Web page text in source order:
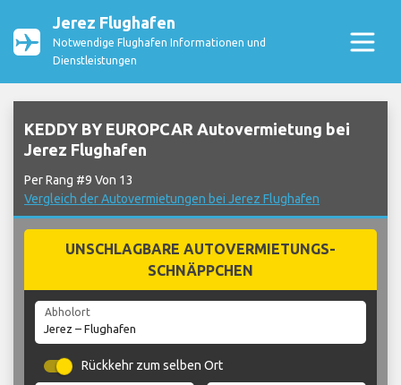
Jerez Flughafen
Notwendige Flughafen Informationen und
Dienstleistungen
KEDDY BY EUROPCAR Autovermietung bei
Jerez Flughafen
Per Rang #9 Von 13
Vergleich der Autovermietungen bei Jerez Flughafen
UNSCHLAGBARE AUTOVERMIETUNGS-
SCHNÄPPCHEN
Abholort
Rückkehr zum selben Ort